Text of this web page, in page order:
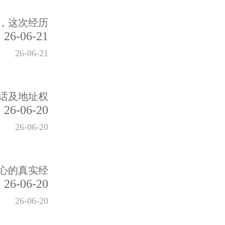
这次经历
26-06-21
26-06-21
及地址权
26-06-20
26-06-20
的真实经
26-06-20
26-06-20